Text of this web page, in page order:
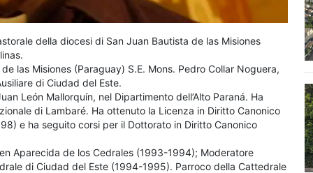
della diocesi di San Juan Bautista de las Misiones
las Misiones (Paraguay) S.E. Mons. Pedro Collar Noguera,
di Ciudad del Este.
León Mallorquín, nel Dipartimento dell’Alto Paraná. Ha
di Lambaré. Ha ottenuto la Licenza in Diritto Canonico
e ha seguito corsi per il Dottorato in Diritto Canonico
Aparecida de los Cedrales (1993-1994); Moderatore
di Ciudad del Este (1994-1995). Parroco della Cattedrale